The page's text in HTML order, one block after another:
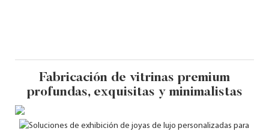
Fabricación de vitrinas premium
profundas, exquisitas y minimalistas